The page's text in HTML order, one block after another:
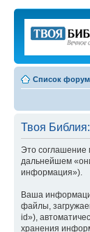
Список
Твоя
Это соглашение
дальнейшем
информация»).
Ваша
файлы,
id»),
хранения